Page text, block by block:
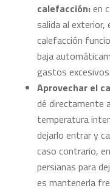
calefacción:en
salida al exterior,
calefacción
baja
gastos excesivos.
Aprovechar el
dé directamente
temperatura
dejarlo entrar y
caso contrario,
persianas para
es mantenerla